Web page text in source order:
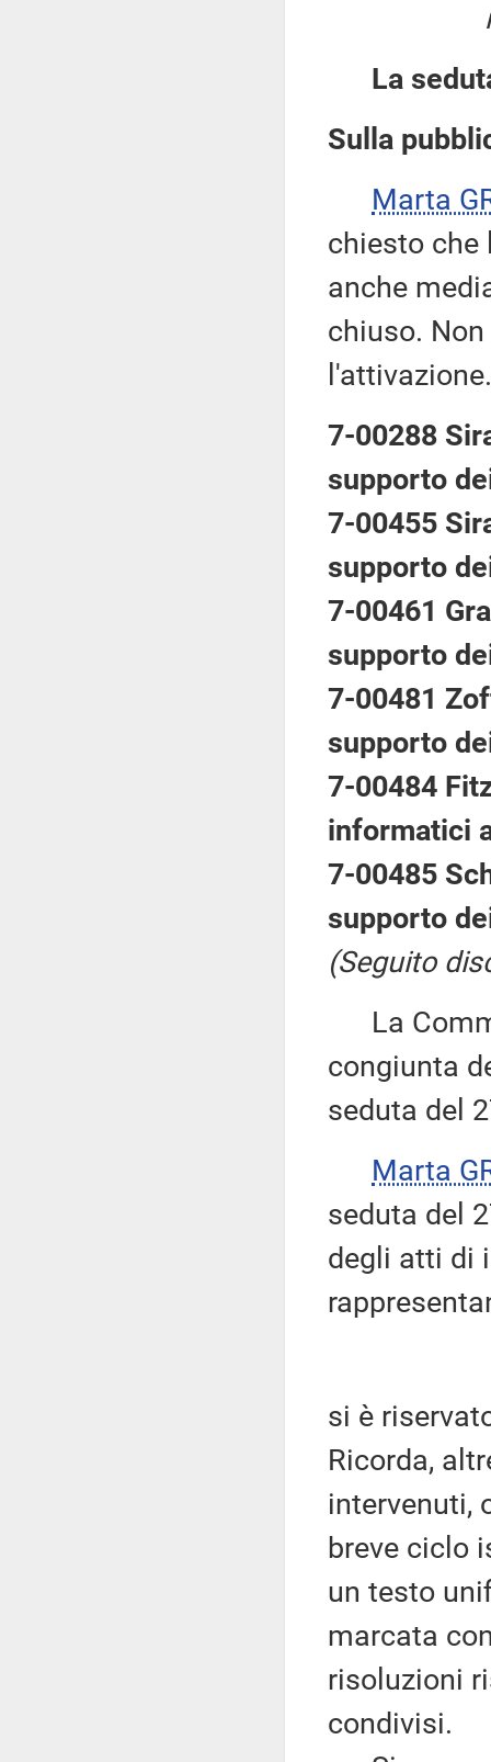
La
Sulla
Marta
chiesto che
anche
chiuso.
l'attivazione.
7-00288
supporto
7-00455
supporto
7-00461
supporto
7-00481
supporto
7-00484
informatici
7-00485
supporto
(Seguito
La
congiunta
seduta del
Marta
seduta del
degli atti di
si è
Ricorda,
intervenuti,
breve ciclo
un testo
marcata
risoluzioni
condivisi.